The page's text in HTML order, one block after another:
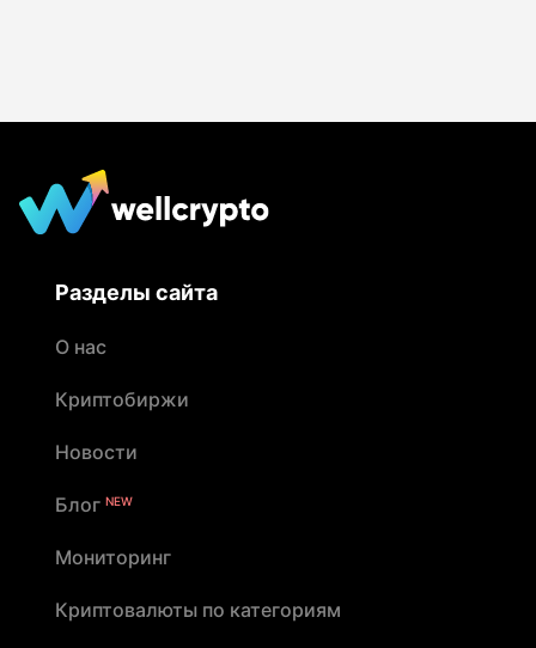
Разделы сайта
О нас
Криптобиржи
Новости
Блог NEW
Мониторинг
Криптовалюты по категориям